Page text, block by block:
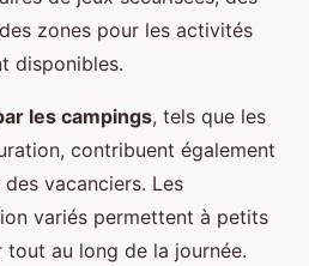
zones pour les activités
disponibles.
les campings, tels que les
contribuent également
vacanciers. Les
variés permettent à petits
tout au long de la journée.